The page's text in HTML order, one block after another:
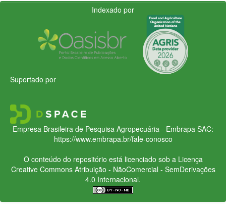
Indexado por
Suportado por
Empresa Brasileira de Pesquisa Agropecuária - Embrapa SAC:
https://www.embrapa.br/fale-conosco
O conteúdo do repositório está licenciado sob a Licença
Creative CommonsAtribuição - NãoComercial - SemDerivações
4.0 Internacional.